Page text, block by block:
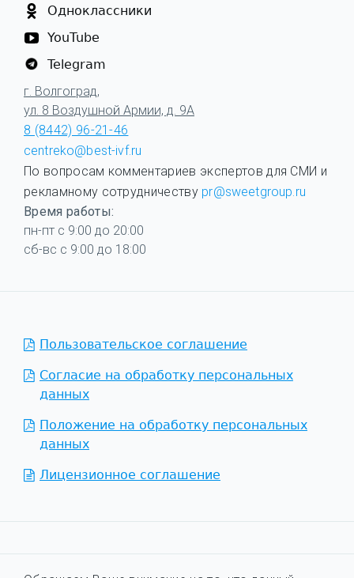
Одноклассники
YouTube
Telegram
г. Волгоград,
ул. 8 Воздушной Армии, д. 9А
8 (8442) 96-21-46
centreko@best-ivf.ru
По вопросам комментариев экспертов для СМИ и
рекламному сотрудничеству pr@sweetgroup.ru
Время работы:
пн-пт с 9:00 до 20:00
сб-вс с 9:00 до 18:00
Пользовательское соглашение
Согласие на обработку персональных
данных
Положение на обработку персональных
данных
Лицензионное соглашение